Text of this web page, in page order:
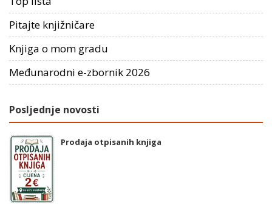
Pitajte knjižničare
Knjiga o mom gradu
Međunarodni e-zbornik 2026
Posljednje novosti
Prodaja otpisanih knjiga